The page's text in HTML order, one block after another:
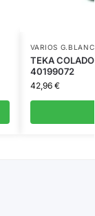
VARIOS
TEKA
40199072
42,96 €